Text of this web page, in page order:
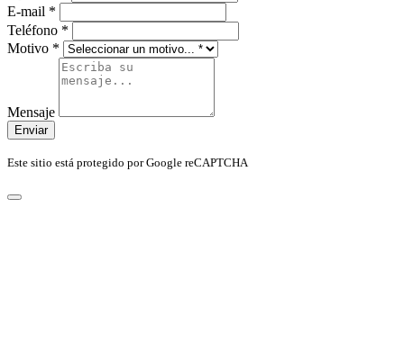
E-mail *
Teléfono *
Motivo *
Mensaje
Enviar
Este sitio está protegido por Google reCAPTCHA